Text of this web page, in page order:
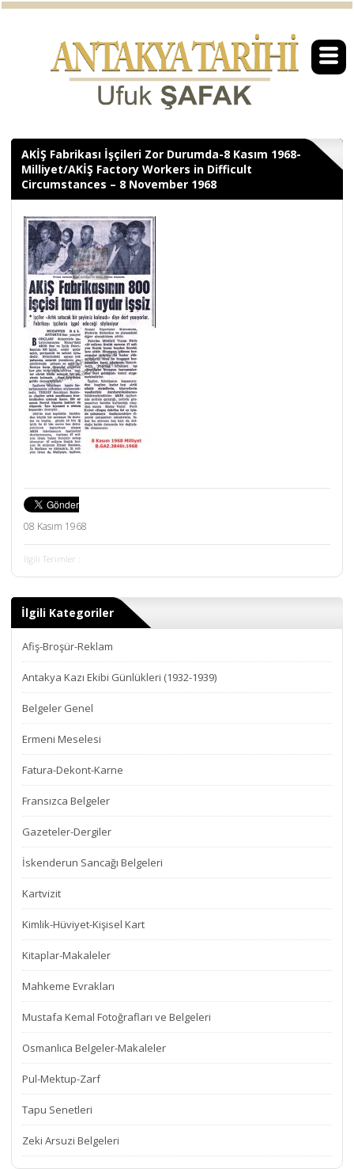
AKİŞ Fabrikası İşçileri Zor Durumda-8 Kasım 1968-
Milliyet/AKİŞ Factory Workers in Difficult
Circumstances – 8 November 1968
08 Kasım 1968
İlgili Terimler :
İlgili Kategoriler
Afiş-Broşür-Reklam
Antakya Kazı Ekibi Günlükleri (1932-1939)
Belgeler Genel
Ermeni Meselesi
Fatura-Dekont-Karne
Fransızca Belgeler
Gazeteler-Dergiler
İskenderun Sancağı Belgeleri
Kartvizit
Kimlik-Hüviyet-Kişisel Kart
Kitaplar-Makaleler
Mahkeme Evrakları
Mustafa Kemal Fotoğrafları ve Belgeleri
Osmanlıca Belgeler-Makaleler
Pul-Mektup-Zarf
Tapu Senetleri
Zeki Arsuzi Belgeleri